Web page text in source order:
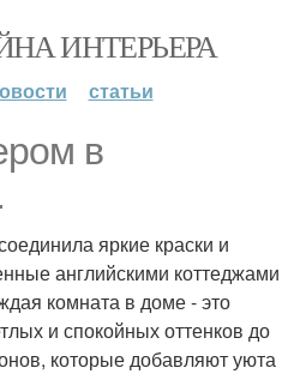
ИНТЕРЬЕРА
статьи
в
яркие краски и
английскими коттеджами
комната в доме - это
и спокойных оттенков до
которые добавляют уюта